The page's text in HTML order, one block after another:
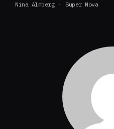
Nina Almberg Super Nova